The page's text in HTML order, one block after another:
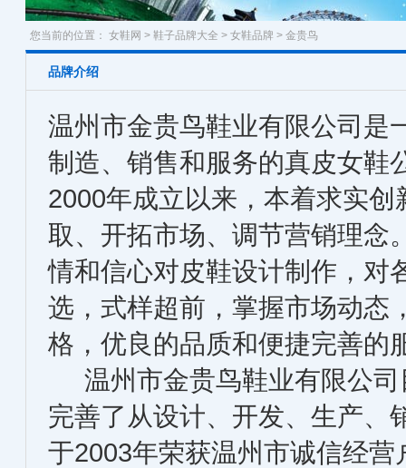
您当前的位置： 女鞋网 > 鞋子品牌大全 > 女鞋品牌 > 金贵鸟
品牌介绍
温州市金贵鸟鞋业有限公司是
制造、销售和服务的真皮女鞋
2000年成立以来，本着求实创
取、开拓市场、调节营销理念
情和信心对皮鞋设计制作，对
选，式样超前，掌握市场动态
格，优良的品质和便捷完善的
温州市金贵鸟鞋业有限公司
完善了从设计、开发、生产、
于2003年荣获温州市诚信经